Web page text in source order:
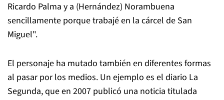
Ricardo Palma y a (Hernández) Norambuena
sencillamente porque trabajé en la cárcel de San
Miguel".
El personaje ha mutado también en diferentes formas
al pasar por los medios. Un ejemplo es el diario La
Segunda, que en 2007 publicó una noticia titulada